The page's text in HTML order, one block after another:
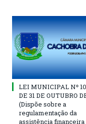
LEI MUNICIPAL Nº
DE 31 DE OUTUBRO
(Dispõe sobre a
regulamentação da
assistência financeira